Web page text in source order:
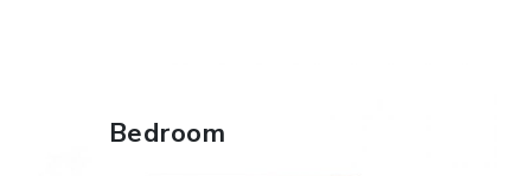
Bedroom